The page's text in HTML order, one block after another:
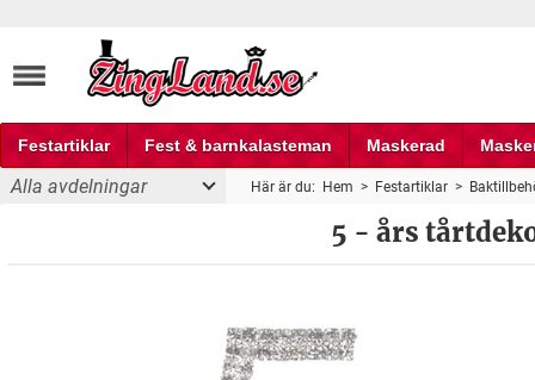
Festartiklar Fest & barnkalasteman Maskerad
Fest och partyprylar
Alla avdelningar Här är du: Hem > Festartiklar >
5 - års